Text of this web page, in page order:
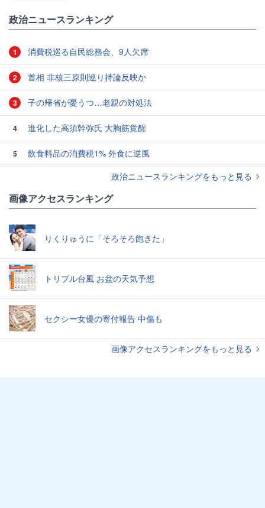
政治ニュースランキング
1 消費税巡る自民総務会、9人欠席
2 首相 非核三原則巡り持論反映か
3 子の帰省が憂うつ…老親の対処法
4 進化した高須幹弥氏 大胸筋覚醒
5
飲食料品の消費税1% 外食に逆風
政治ニュースランキングをもっと見る
画像アクセスランキング
りくりゅうに「そろそろ飽きた」
トリプル台風 お盆の天気予想
セクシー女優の寄付報告 中傷も
画像アクセスランキングをもっと見る